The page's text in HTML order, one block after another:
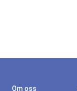
Om oss